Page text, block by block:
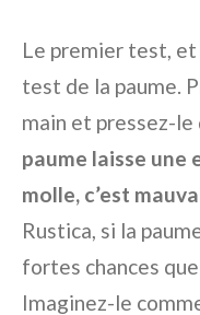
Le premier test, et
test de la paume.
main et pressez-
paume laisse une
molle, c’est
Rustica, si la
fortes chances
Imaginez-le